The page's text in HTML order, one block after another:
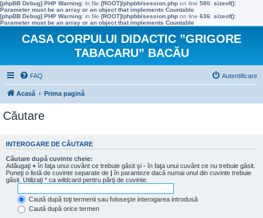
[phpBB Debug] PHP Warning: in file [ROOT]/phpbb/session.php on line 580: sizeof():
Parameter must be an array or an object that implements Countable
[phpBB Debug] PHP Warning: in file [ROOT]/phpbb/session.php on line 636: sizeof():
Parameter must be an array or an object that implements Countable
CASA CORPULUI DIDACTIC ”GRIGORE
TABACARU” BACĂU
FAQ Autentificare
Acasă Prima pagină
Căutare
INTEROGARE DE CĂUTARE
Căutare după cuvinte cheie:
Adăugaţi + în faţa unui cuvânt ce trebuie găsit şi - în faţa unui cuvânt ce nu trebuie găsit.
Puneţi o listă de cuvinte separate de | în paranteze dacă numai unul din cuvinte trebuie
găsit. Utilizaţi * ca wildcard pentru părţi de cuvinte.
Caută după toţi termenii sau foloseşte interogarea introdusă
Caută după orice termen